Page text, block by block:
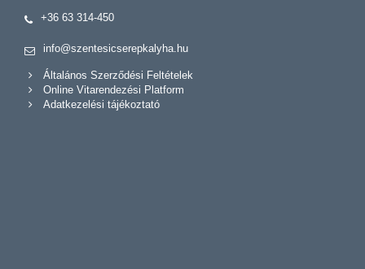
+36 63 314-450
info@szentesicserepkalyha.hu
Általános Szerződési Feltételek
Online Vitarendezési Platform
Adatkezelési tájékoztató